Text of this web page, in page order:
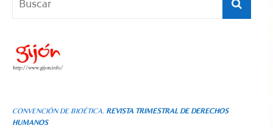
CONVENCIÓN DE BIOÉTICA. REVISTA TRIMESTRAL DE DERECHOS
HUMANOS